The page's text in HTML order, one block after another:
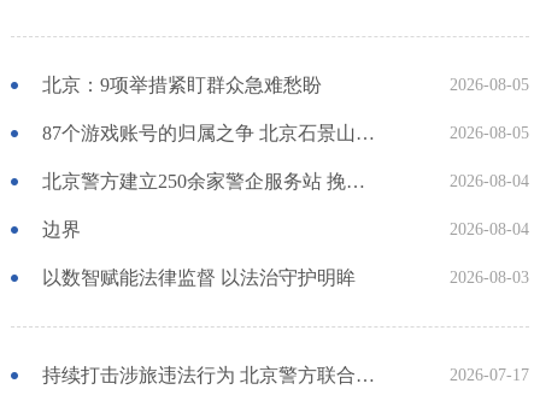
北京：9项举措紧盯群众急难愁盼 2026-08-05
87个游戏账号的归属之争 北京石景山区法院：游戏账号所附财产利益具有可继承性 2026-08-05
北京警方建立250余家警企服务站 挽回企业经济损失超10亿元 2026-08-04
边界 2026-08-04
以数智赋能法律监督 以法治守护明眸 2026-08-03
持续打击涉旅违法行为 北京警方联合多部门护航暑期旅游安全 2026-07-17